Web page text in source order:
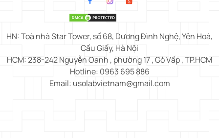
HN: Toà nhà Star Tower, số 68, Dương Đình Nghệ, Yên Hoà,
Cầu Giấy, Hà Nội
HCM: 238-242 Nguyễn Oanh , phường 17 , Gò Vấp , TP.HCM
Hotline: 0963 695 886
Email: usolabvietnam@gmail.com